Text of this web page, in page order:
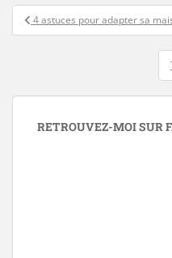
Navigation
de
4 astuces pour adapter sa
RETROUVEZ-MOI SUR